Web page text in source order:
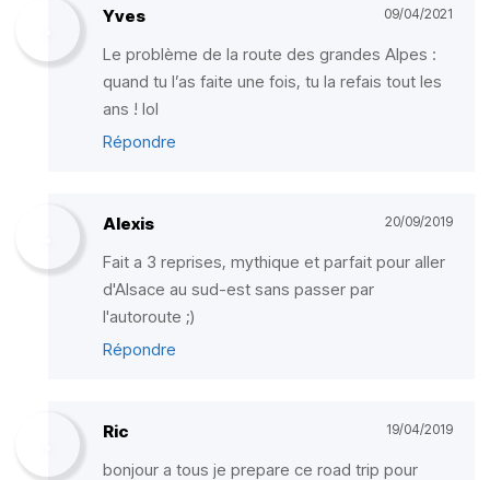
Yves 09/04/2021
Le problème de la route des grandes Alpes :
quand tu l’as faite une fois, tu la refais tout les
ans ! lol
Répondre
Alexis 20/09/2019
Fait a 3 reprises, mythique et parfait pour aller
d'Alsace au sud-est sans passer par
l'autoroute ;)
Répondre
Ric 19/04/2019
bonjour a tous je prepare ce road trip pour